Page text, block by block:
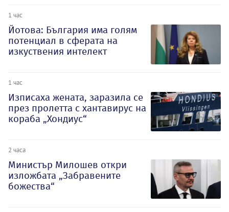
1 час
Йотова: България има голям
потенциал в сферата на
изкуствения интелект
1 час
Изписаха жената, заразила се
през пролетта с хантавирус на
кораба „Хондиус“
2 часа
Министър Милошев откри
изложбата „Забравените
божества“